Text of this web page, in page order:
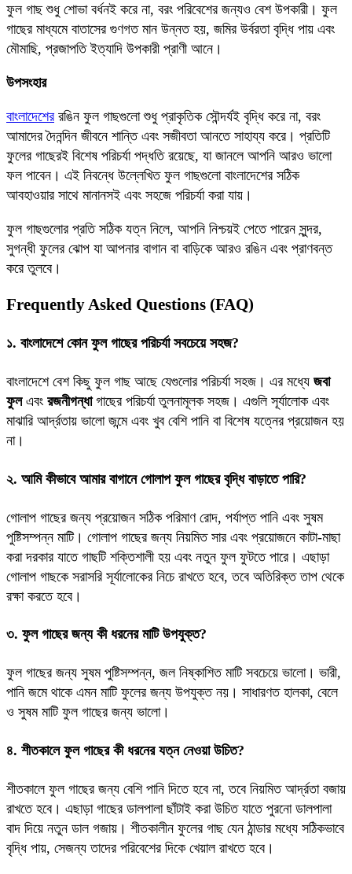
ফুল গাছ শুধু শোভা বর্ধনই করে না, বরং পরিবেশের জন্যও বেশ উপকারী। ফুল
গাছের মাধ্যমে বাতাসের গুণগত মান উন্নত হয়, জমির উর্বরতা বৃদ্ধি পায় এবং
মৌমাছি, প্রজাপতি ইত্যাদি উপকারী প্রাণী আনে।
উপসংহার
বাংলাদেশেররঙিন ফুল গাছগুলো শুধু প্রাকৃতিক সৌন্দর্যই বৃদ্ধি করে না, বরং
আমাদের দৈনন্দিন জীবনে শান্তি এবং সজীবতা আনতে সাহায্য করে। প্রতিটি
ফুলের গাছেরই বিশেষ পরিচর্যা পদ্ধতি রয়েছে, যা জানলে আপনি আরও ভালো
ফল পাবেন। এই নিবন্ধে উল্লেখিত ফুল গাছগুলো বাংলাদেশের সঠিক
আবহাওয়ার সাথে মানানসই এবং সহজে পরিচর্যা করা যায়।
ফুল গাছগুলোর প্রতি সঠিক যত্ন নিলে, আপনি নিশ্চয়ই পেতে পারেন সুন্দর,
সুগন্ধী ফুলের ঝোপ যা আপনার বাগান বা বাড়িকে আরও রঙিন এবং প্রাণবন্ত
করে তুলবে।
Frequently Asked Questions (FAQ)
১. বাংলাদেশে কোন ফুল গাছের পরিচর্যা সবচেয়ে সহজ?
বাংলাদেশে বেশ কিছু ফুল গাছ আছে যেগুলোর পরিচর্যা সহজ। এর মধ্যে জবা
ফুলএবং রজনীগন্ধাগাছের পরিচর্যা তুলনামূলক সহজ। এগুলি সূর্যালোক এবং
মাঝারি আর্দ্রতায় ভালো জন্মে এবং খুব বেশি পানি বা বিশেষ যত্নের প্রয়োজন হয়
না।
২. আমি কীভাবে আমার বাগানে গোলাপ ফুল গাছের বৃদ্ধি বাড়াতে পারি?
গোলাপ গাছের জন্য প্রয়োজন সঠিক পরিমাণ রোদ, পর্যাপ্ত পানি এবং সুষম
পুষ্টিসম্পন্ন মাটি। গোলাপ গাছের জন্য নিয়মিত সার এবং প্রয়োজনে কাটা-মাছা
করা দরকার যাতে গাছটি শক্তিশালী হয় এবং নতুন ফুল ফুটতে পারে। এছাড়া
গোলাপ গাছকে সরাসরি সূর্যালোকের নিচে রাখতে হবে, তবে অতিরিক্ত তাপ থেকে
রক্ষা করতে হবে।
৩. ফুল গাছের জন্য কী ধরনের মাটি উপযুক্ত?
ফুল গাছের জন্য সুষম পুষ্টিসম্পন্ন, জল নিষ্কাশিত মাটি সবচেয়ে ভালো। ভারী,
পানি জমে থাকে এমন মাটি ফুলের জন্য উপযুক্ত নয়। সাধারণত হালকা, বেলে
ও সুষম মাটি ফুল গাছের জন্য ভালো।
৪. শীতকালে ফুল গাছের কী ধরনের যত্ন নেওয়া উচিত?
শীতকালে ফুল গাছের জন্য বেশি পানি দিতে হবে না, তবে নিয়মিত আর্দ্রতা বজায়
রাখতে হবে। এছাড়া গাছের ডালপালা ছাঁটাই করা উচিত যাতে পুরনো ডালপালা
বাদ দিয়ে নতুন ডাল গজায়। শীতকালীন ফুলের গাছ যেন ঠান্ডার মধ্যে সঠিকভাবে
বৃদ্ধি পায়, সেজন্য তাদের পরিবেশের দিকে খেয়াল রাখতে হবে।